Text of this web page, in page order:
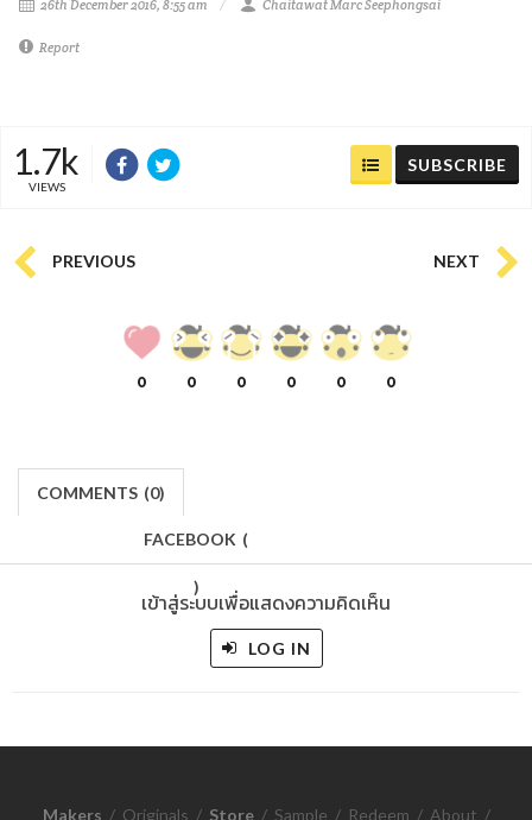
26th December 2016, 8:55 am Chaitawat Marc Seephongsai
Report
1.7k
VIEWS
SUBSCRIBE
PREVIOUS NEXT
0 0 0 0 0 0
COMMENTS (0)
FACEBOOK (
)
เข้าสู่ระบบเพื่อแสดงความคิดเห็น
LOG IN
Makers / Originals / Store / Sample / Redeem / About /